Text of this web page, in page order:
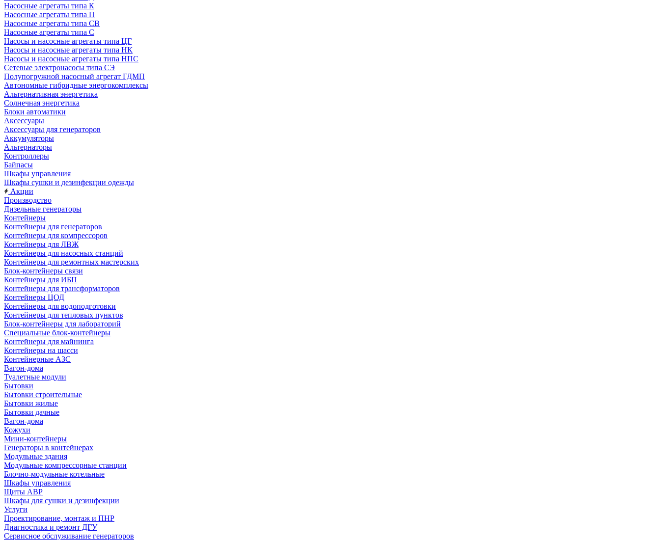
Насосные агрегаты типа К
Насосные агрегаты типа П
Насосные агрегаты типа СВ
Насосные агрегаты типа С
Насосы и насосные агрегаты типа ЦГ
Насосы и насосные агрегаты типа НК
Насосы и насосные агрегаты типа НПС
Сетевые электронасосы типа СЭ
Полупогружной насосный агрегат ГДМП
Автономные гибридные энергокомплексы
Альтернативная энергетика
Солнечная энергетика
Блоки автоматики
Аксессуары
Аксессуары для генераторов
Аккумуляторы
Альтернаторы
Контроллеры
Байпасы
Шкафы управления
Шкафы сушки и дезинфекции одежды
Акции
Производство
Дизельные генераторы
Контейнеры
Контейнеры для генераторов
Контейнеры для компрессоров
Контейнеры для ЛВЖ
Контейнеры для насосных станций
Контейнеры для ремонтных мастерских
Блок-контейнеры связи
Контейнеры для ИБП
Контейнеры для трансформаторов
Контейнеры ЦОД
Контейнеры для водоподготовки
Контейнеры для тепловых пунктов
Блок-контейнеры для лабораторий
Специальные блок-контейнеры
Контейнеры для майнинга
Контейнеры на шасси
Контейнерные АЗС
Вагон-дома
Туалетные модули
Бытовки
Бытовки строительные
Бытовки жилые
Бытовки дачные
Вагон-дома
Кожухи
Мини-контейнеры
Генераторы в контейнерах
Модульные здания
Модульные компрессорные станции
Блочно-модульные котельные
Шкафы управления
Щиты АВР
Шкафы для сушки и дезинфекции
Услуги
Проектирование, монтаж и ПНР
Диагностика и ремонт ДГУ
Сервисное обслуживание генераторов